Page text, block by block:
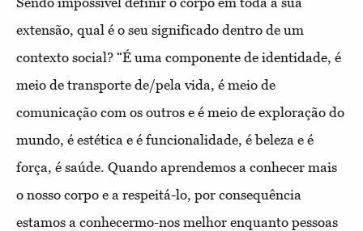
extensão, qual é o seu significado dentro de um
contexto social? “É uma componente de identidade, é
meio de transporte de/pela vida, é meio de
comunicação com os outros e é meio de exploração do
mundo, é estética e é funcionalidade, é beleza e é
força, é saúde. Quando aprendemos a conhecer mais
o nosso corpo e a respeitá-lo, por consequência
estamos a conhecermo-nos melhor enquanto pessoas